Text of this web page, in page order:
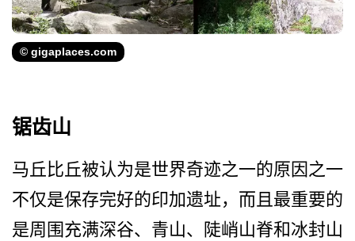
© gigaplaces.com
锯齿山
马丘比丘被认为是世界奇迹之­一的原因之一
不仅是保存完好的印加遗址，而且最重要­的
是周围充满深谷、青山、陡峭山脊和冰封山